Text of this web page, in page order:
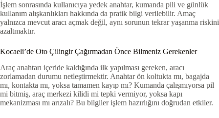
İşlem sonrasında kullanıcıya yedek anahtar, kumanda pili ve günlük
kullanım alışkanlıkları hakkında da pratik bilgi verilebilir. Amaç
yalnızca mevcut aracı açmak değil, aynı sorunun tekrar yaşanma riskini
azaltmaktır.
Kocaeli’de Oto Çilingir Çağırmadan Önce Bilmeniz Gerekenler
Araç anahtarı içeride kaldığında ilk yapılması gereken, aracı
zorlamadan durumu netleştirmektir. Anahtar ön koltukta mı, bagajda
mı, kontakta mı, yoksa tamamen kayıp mı? Kumanda çalışmıyorsa pil
mi bitmiş, araç merkezi kilidi mi tepki vermiyor, yoksa kapı
mekanizması mı arızalı? Bu bilgiler işlem hazırlığını doğrudan etkiler.